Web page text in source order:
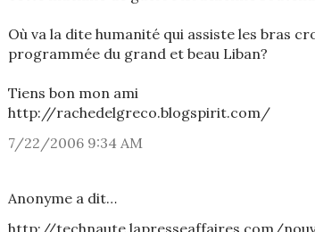
Où va la dite humanité qui assiste les bras
programmée du grand et beau Liban?
Tiens bon mon ami
http://rachedelgreco.blogspirit.com/
7/22/2006 9:34 AM
Anonyme a dit…
http://technaute.lapresseaffaires.com/